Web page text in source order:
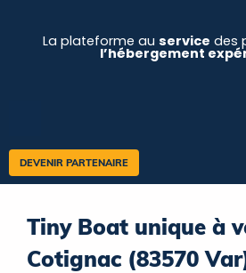
La plateforme au service des
l’hébergement
DEVENIR PARTENAIRE
Tiny Boat unique à
Cotignac (83570